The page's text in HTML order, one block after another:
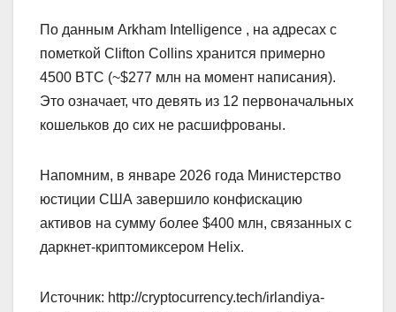
По данным Arkham Intelligence , на адресах с
пометкой Clifton Collins хранится примерно
4500 BTC (~$277 млн на момент написания).
Это означает, что девять из 12 первоначальных
кошельков до сих не расшифрованы.
Напомним, в январе 2026 года Министерство
юстиции США завершило конфискацию
активов на сумму более $400 млн, связанных с
даркнет-криптомиксером Helix.
Источник: http://cryptocurrency.tech/irlandiya-